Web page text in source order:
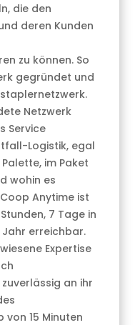
die den
deren Kunden
zu können. So
gegründet und
Netzwerk
Service
Logistik, egal
im Paket
wohin es
Anytime ist
7 Tage in
erreichbar.
Expertise
an ihr
15 Minuten